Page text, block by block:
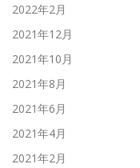
2022年2月
2021年12月
2021年10月
2021年8月
2021年6月
2021年4月
2021年2月